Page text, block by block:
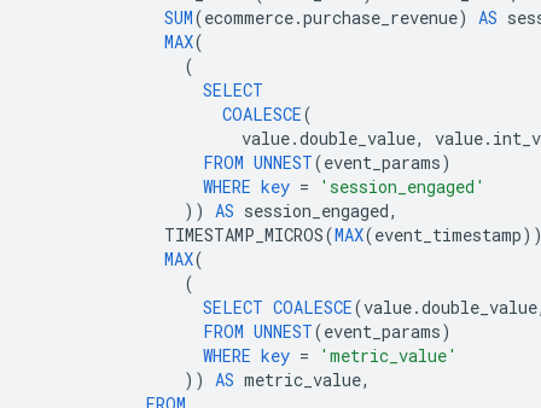
SUM(ecommerce.purchase_revenue) AS
MAX(
(
SELECT
COALESCE(
value.double_value, value.
FROM UNNEST(event_params)
WHERE key =
'session_engaged'
)) AS session_engaged,
TIMESTAMP_MICROS(MAX(event_timestamp
MAX(
(
SELECT COALESCE(value.double_value
FROM UNNEST(event_params)
WHERE key =
'metric_value'
)) AS metric_value,